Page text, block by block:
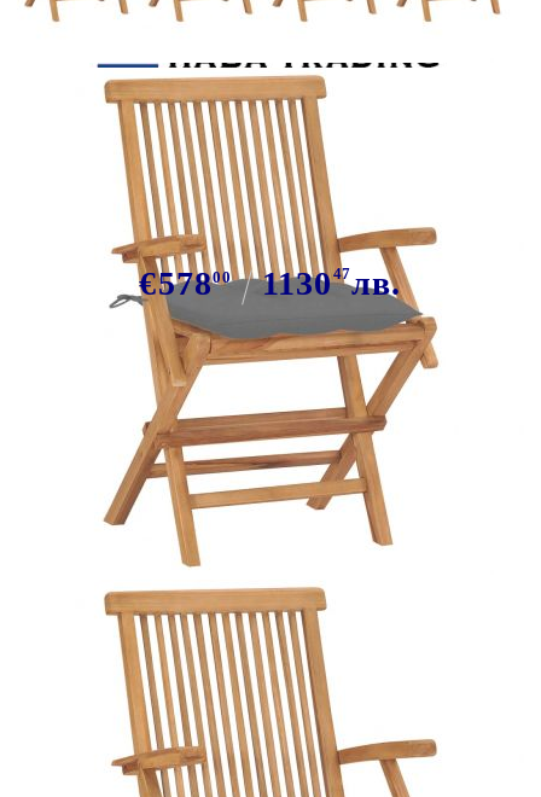
Сгъваеми столове със сиви
възглавници, 8 бр., масивно
тиково дърво
€57800 113047лв.
В наличност: 21 бр.
Време за доставка: 5 до 9 дни
Безплатна доставка до адрес при плащане по банков път
Фино шлайфано твърдо тиково дърво с
покритие на водна основа
55 x 60 x 89 см (Ш x Д x В)
8720286441152
Височина на седалката
45 см
Дълбочина на седалката:
37 см
Ширина на седалката:
45 см
подлакътника от земята:
66 см